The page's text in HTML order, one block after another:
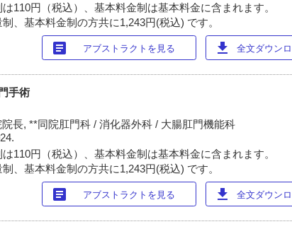
110円（税込）、基本料金制は基本料金に含まれます。
、基本料金制の方共に1,243円(税込) です。
article アブストラクトを見る download 全文ダウン
手術
長, **同院肛門科 / 消化器外科 / 大腸肛門機能科
110円（税込）、基本料金制は基本料金に含まれます。
、基本料金制の方共に1,243円(税込) です。
article アブストラクトを見る download 全文ダウン